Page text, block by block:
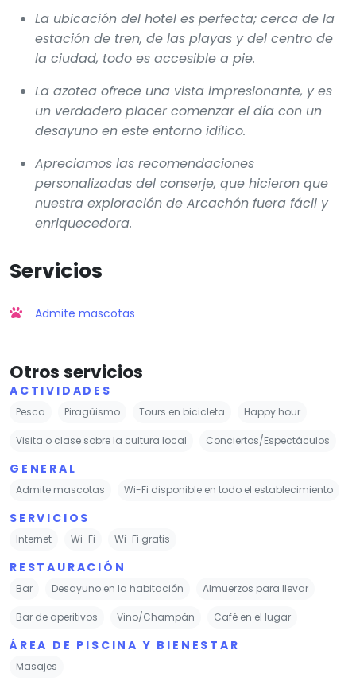
La ubicación del hotel es perfecta; cerca de la
estación de tren, de las playas y del centro de
la ciudad, todo es accesible a pie.
La azotea ofrece una vista impresionante, y es
un verdadero placer comenzar el día con un
desayuno en este entorno idílico.
Apreciamos las recomendaciones
personalizadas del conserje, que hicieron que
nuestra exploración de Arcachón fuera fácil y
enriquecedora.
Servicios
Admite mascotas
Otros servicios
ACTIVIDADES
Pesca Piragüismo Tours en bicicleta Happy hour
Visita o clase sobre la cultura local Conciertos/Espectáculos
GENERAL
Admite mascotas Wi-Fi disponible en todo el establecimiento
SERVICIOS
Internet Wi-Fi Wi-Fi gratis
RESTAURACIÓN
Bar Desayuno en la habitación Almuerzos para llevar
Bar de aperitivos Vino/Champán Café en el lugar
ÁREA DE PISCINA Y BIENESTAR
Masajes